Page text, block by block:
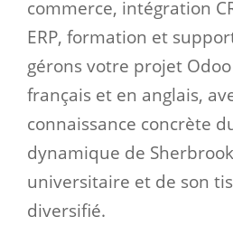
commerce, intégration
ERP, formation et
gérons votre projet Odoo
français et en anglais,
connaissance concrète
dynamique de
universitaire et de son
diversifié.